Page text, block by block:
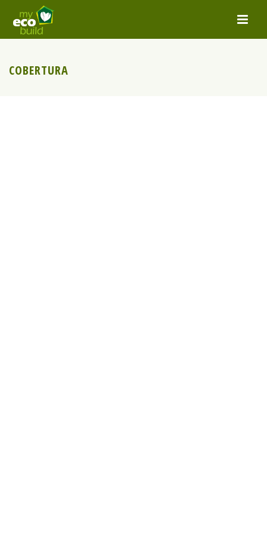
COBERTURA